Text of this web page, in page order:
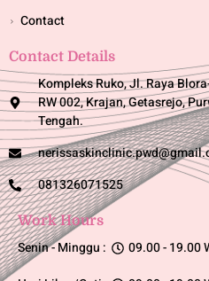
Contact
Contact Details
Kompleks Ruko, Jl. Raya
RW 002, Krajan, Getasrejo,
Tengah.
081326071525
Work Hours
Senin - Minggu :
09.00 - 19.00